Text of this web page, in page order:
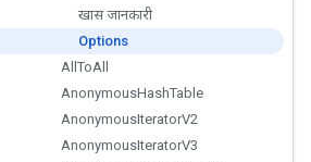
खास जानकारी
Options
All ToAll
AnonymousHashTable
AnonymousIteratorV2
AnonymousIteratorV3